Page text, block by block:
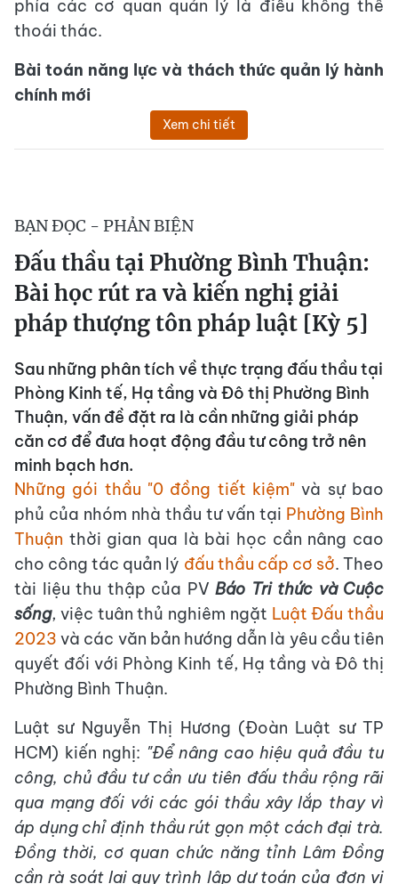
phía các cơ quan quản lý là điều không thể
thoái thác.
Bài toán năng lực và thách thức quản lý hành
chính mới
Xem chi tiết
BẠN ĐỌC - PHẢN BIỆN
Đấu thầu tại Phường Bình Thuận:
Bài học rút ra và kiến nghị giải
pháp thượng tôn pháp luật [Kỳ 5]
Sau những phân tích về thực trạng đấu thầu tại
Phòng Kinh tế, Hạ tầng và Đô thị Phường Bình
Thuận, vấn đề đặt ra là cần những giải pháp
căn cơ để đưa hoạt động đầu tư công trở nên
minh bạch hơn.
Những gói thầu "0 đồng tiết kiệm" và sự bao
phủ của nhóm nhà thầu tư vấn tại Phường Bình
Thuận thời gian qua là bài học cần nâng cao
cho công tác quản lý đấu thầu cấp cơ sở. Theo
tài liệu thu thập của PV Báo Tri thức và Cuộc
sống, việc tuân thủ nghiêm ngặt Luật Đấu thầu
2023 và các văn bản hướng dẫn là yêu cầu tiên
quyết đối với Phòng Kinh tế, Hạ tầng và Đô thị
Phường Bình Thuận.
Luật sư Nguyễn Thị Hương (Đoàn Luật sư TP
HCM) kiến nghị: "Để nâng cao hiệu quả đầu tư
công, chủ đầu tư cần ưu tiên đấu thầu rộng rãi
qua mạng đối với các gói thầu xây lắp thay vì
áp dụng chỉ định thầu rút gọn một cách đại trà.
Đồng thời, cơ quan chức năng tỉnh Lâm Đồng
cần rà soát lại quy trình lập dự toán của đơn vị